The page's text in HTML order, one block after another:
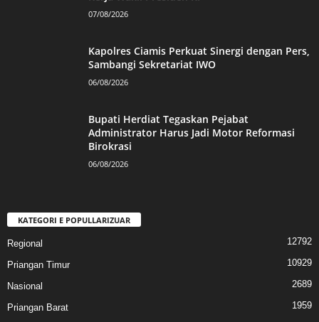
07/08/2026
Kapolres Ciamis Perkuat Sinergi dengan Pers,
Sambangi Sekretariat IWO
06/08/2026
Bupati Herdiat Tegaskan Pejabat
Administrator Harus Jadi Motor Reformasi
Birokrasi
06/08/2026
KATEGORI E POPULLARIZUAR
Regional 12792
Priangan Timur 10929
Nasional 2689
Priangan Barat
1959